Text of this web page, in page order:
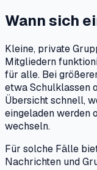
Wann sich
Kleine, private
Mitgliedern
für alle. Bei
etwa Schulklassen
Übersicht schnell,
eingeladen werden
wechseln.
Für solche Fälle
Nachrichten und